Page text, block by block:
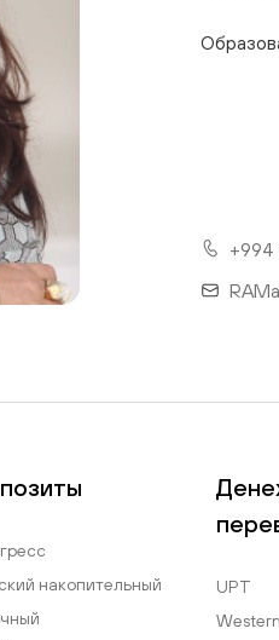
+994
накопительный
UPT